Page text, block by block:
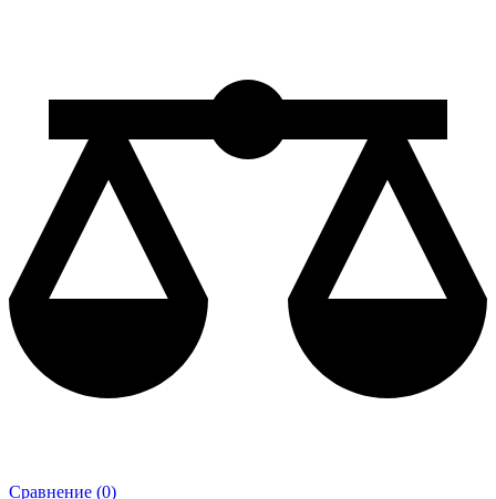
Сравнение (0)